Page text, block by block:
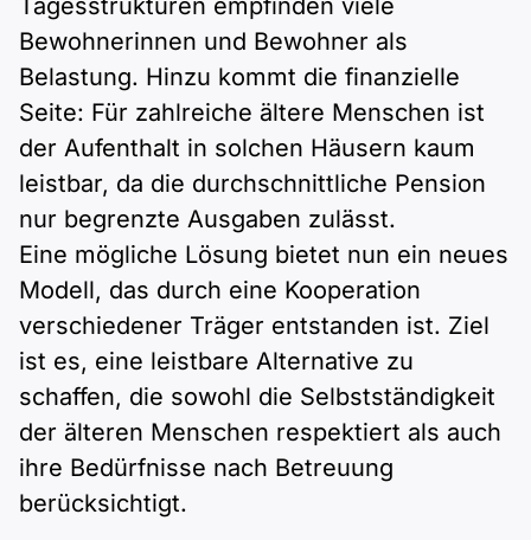
Tagesstrukturen empfinden viele
Bewohnerinnen und Bewohner als
Belastung. Hinzu kommt die finanzielle
Seite: Für zahlreiche ältere Menschen ist
der Aufenthalt in solchen Häusern kaum
leistbar, da die durchschnittliche Pension
nur begrenzte Ausgaben zulässt.
Eine mögliche Lösung bietet nun ein neues
Modell, das durch eine Kooperation
verschiedener Träger entstanden ist. Ziel
ist es, eine leistbare Alternative zu
schaffen, die sowohl die Selbstständigkeit
der älteren Menschen respektiert als auch
ihre Bedürfnisse nach Betreuung
berücksichtigt.